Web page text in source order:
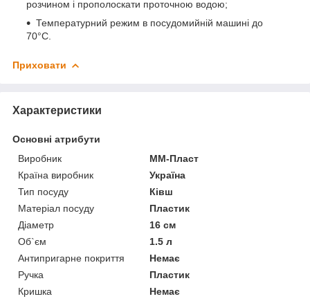
розчином і прополоскати проточною водою;
Температурний режим в посудомийній машині до
70°С.
Приховати
Характеристики
Основні атрибути
Виробник
ММ-Пласт
Країна виробник
Україна
Тип посуду
Ківш
Матеріал посуду
Пластик
Діаметр
16 см
Об`єм
1.5 л
Антипригарне покриття
Немає
Ручка
Пластик
Кришка
Немає